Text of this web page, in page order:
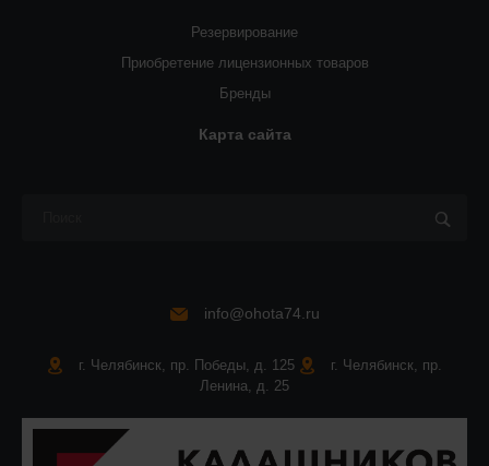
Резервирование
Приобретение лицензионных товаров
Бренды
Карта сайта
info@ohota74.ru
г. Челябинск, пр. Победы, д. 125
г. Челябинск, пр.
Ленина, д. 25